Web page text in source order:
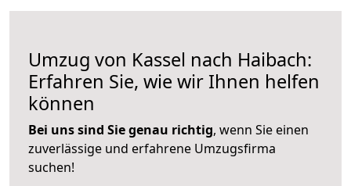
Umzug von Kassel nach Haibach:
Erfahren Sie, wie wir Ihnen helfen
können
Bei uns sind Sie genau richtig, wenn Sie einen
zuverlässige und erfahrene Umzugsfirma
suchen!